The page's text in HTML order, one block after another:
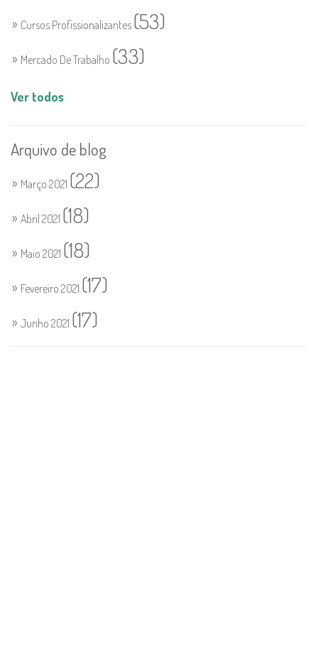
Cursos Profissionalizantes (53)
Mercado De Trabalho (33)
Ver todos
Arquivo de blog
Março 2021 (22)
Abril 2021 (18)
Maio 2021 (18)
Fevereiro 2021 (17)
Junho 2021 (17)